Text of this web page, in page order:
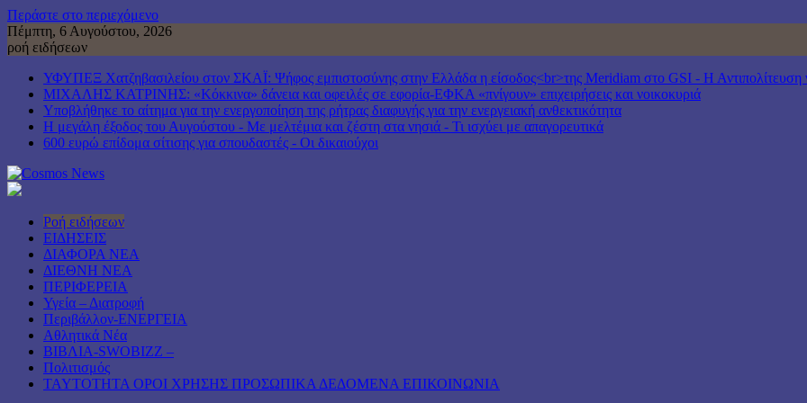
Περάστε στο περιεχόμενο
Πέμπτη, 6 Αυγούστου, 2026
ροή ειδήσεων
ΥΦΥΠΕΞ Χατζηβασιλείου στον ΣΚΑΪ: Ψήφος εμπιστοσύνης στην Ελλάδα η είσοδος<br>της Meridiam στο GSI - Η Αντιπολίτευση
ΜΙΧΑΛΗΣ ΚΑΤΡΙΝΗΣ: «Κόκκινα» δάνεια και οφειλές σε εφορία-ΕΦΚΑ «πνίγουν» επιχειρήσεις και νοικοκυριά
Υποβλήθηκε το αίτημα για την ενεργοποίηση της ρήτρας διαφυγής για την ενεργειακή ανθεκτικότητα
Η μεγάλη έξοδος του Αυγούστου - Με μελτέμια και ζέστη στα νησιά - Τι ισχύει με απαγορευτικά
600 ευρώ επίδομα σίτισης για σπουδαστές - Οι δικαιούχοι
Ροή ειδήσεων
ΕΙΔΗΣΕΙΣ
ΔΙΑΦΟΡΑ ΝΕΑ
ΔΙΕΘΝΗ ΝΕΑ
ΠΕΡΙΦΕΡΕΙΑ
Υγεία – Διατροφή
Περιβάλλον-ΕΝΕΡΓΕΙΑ
Αθλητικά Νέα
ΒΙΒΛΙΑ-SWOBIZZ –
Πολιτισμός
TAYTOTHTA ΟΡΟΙ ΧΡΗΣΗΣ ΠΡΟΣΩΠΙΚΑ ΔΕΔΟΜΕΝΑ ΕΠΙΚΟΙΝΩΝΙΑ